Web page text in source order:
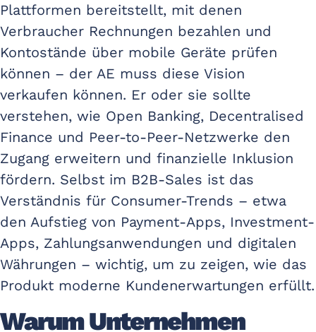
Plattformen bereitstellt, mit denen
Verbraucher Rechnungen bezahlen und
Kontostände über mobile Geräte prüfen
können – der AE muss diese Vision
verkaufen können. Er oder sie sollte
verstehen, wie Open Banking, Decentralised
Finance und Peer-to-Peer-Netzwerke den
Zugang erweitern und finanzielle Inklusion
fördern. Selbst im B2B-Sales ist das
Verständnis für Consumer-Trends – etwa
den Aufstieg von Payment-Apps, Investment-
Apps, Zahlungsanwendungen und digitalen
Währungen – wichtig, um zu zeigen, wie das
Produkt moderne Kundenerwartungen erfüllt.
Warum Unternehmen